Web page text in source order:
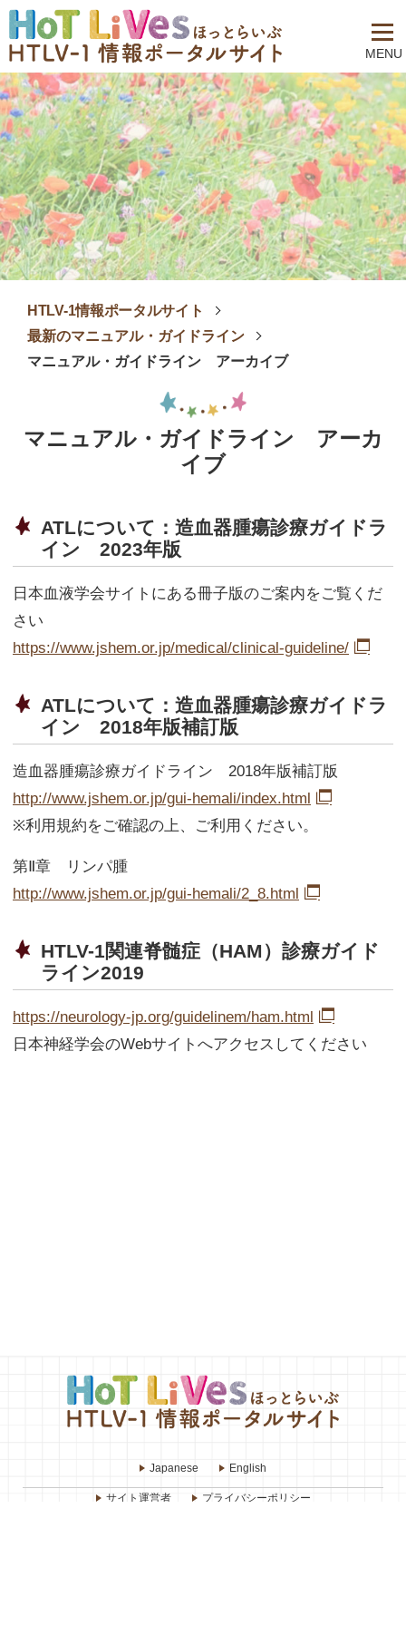
MENU
HTLV-1情報ポータルサイト
最新のマニュアル・ガイドライン
マニュアル・ガイドライン アーカイブ
マニュアル・ガイドライン アーカ
イブ
ATLについて：造血器腫瘍診療ガイドラ
イン 2023年版
日本血液学会サイトにある冊子版のご案内をご覧くだ
さい
https://www.jshem.or.jp/medical/clinical-guideline/
ATLについて：造血器腫瘍診療ガイドラ
イン 2018年版補訂版
造血器腫瘍診療ガイドライン 2018年版補訂版
http://www.jshem.or.jp/gui-hemali/index.html
※利用規約をご確認の上、ご利用ください。
第Ⅱ章 リンパ腫
http://www.jshem.or.jp/gui-hemali/2_8.html
HTLV-1関連脊髄症（HAM）診療ガイド
ライン2019
https://neurology-jp.org/guidelinem/ham.html
日本神経学会のWebサイトへアクセスしてください
Japanese English
サイト運営者 プライバシーポリシー